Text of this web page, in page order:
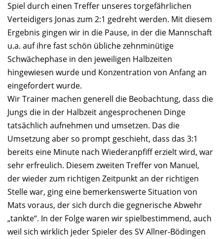
Spiel durch einen Treffer unseres torgefährlichen
Verteidigers Jonas zum 2:1 gedreht werden. Mit diesem
Ergebnis gingen wir in die Pause, in der die Mannschaft
u.a. auf ihre fast schön übliche zehnminütige
Schwächephase in den jeweiligen Halbzeiten
hingewiesen wurde und Konzentration von Anfang an
eingefordert wurde.
Wir Trainer machen generell die Beobachtung, dass die
Jungs die in der Halbzeit angesprochenen Dinge
tatsächlich aufnehmen und umsetzen. Das die
Umsetzung aber so prompt geschieht, dass das 3:1
bereits eine Minute nach Wiederanpfiff erzielt wird, war
sehr erfreulich. Diesem zweiten Treffer von Manuel,
der wieder zum richtigen Zeitpunkt an der richtigen
Stelle war, ging eine bemerkenswerte Situation von
Mats voraus, der sich durch die gegnerische Abwehr
„tankte“. In der Folge waren wir spielbestimmend, auch
weil sich wirklich jeder Spieler des SV Allner-Bödingen